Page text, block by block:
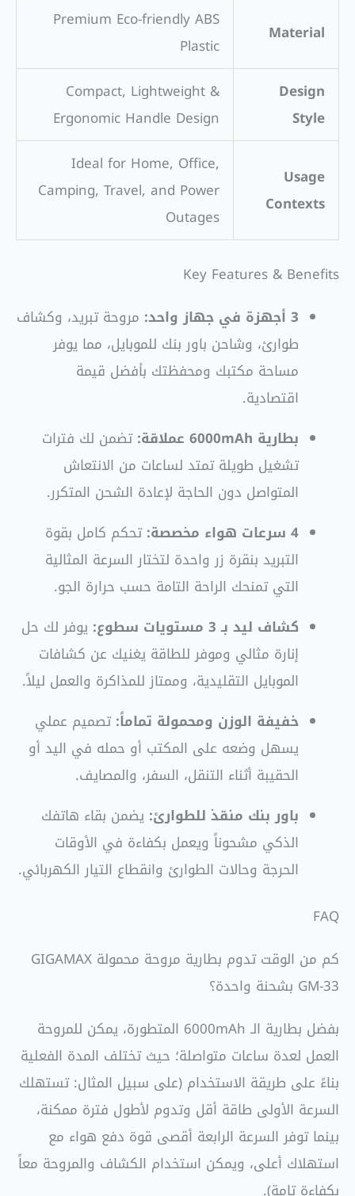
Material
Premium Eco-friendly ABS
Plastic
Design
Style
Compact, Lightweight &
Ergonomic Handle Design
Usage
Contexts
Ideal for Home, Office,
Camping, Travel, and Power
Outages
Key Features & Benefits
3 أجهزة في جهاز واحد:
مروحة تبريد، وكشاف
طوارئ، وشاحن باور بنك للموبايل، مما يوفر
مساحة مكتبك ومحفظتك بأفضل قيمة
اقتصادية.
بطارية 6000mAh عملاقة:
تضمن لك فترات
تشغيل طويلة تمتد لساعات من الانتعاش
المتواصل دون الحاجة لإعادة الشحن المتكرر.
4 سرعات هواء مخصصة:
تحكم كامل بقوة
التبريد بنقرة زر واحدة لتختار السرعة المثالية
التي تمنحك الراحة التامة حسب حرارة الجو.
كشاف ليد بـ 3 مستويات سطوع:
يوفر لك حل
إنارة مثالي وموفر للطاقة يغنيك عن كشافات
الموبايل التقليدية، وممتاز للمذاكرة والعمل ليلاً.
خفيفة الوزن ومحمولة تماماً:تصميم عملي
يسهل وضعه على المكتب أو حمله في اليد أو
الحقيبة أثناء التنقل، السفر، والمصايف.
باور بنك منقذ للطوارئ: يضمن بقاء هاتفك
الذكي مشحوناً ويعمل بكفاءة في الأوقات
الحرجة وحالات الطوارئ وانقطاع التيار الكهربائي.
FAQ
كم من الوقت تدوم بطارية مروحة محمولة GIGAMAX
GM-33 بشحنة واحدة؟
بفضل بطارية الـ 6000mAh المتطورة، يمكن للمروحة
العمل لعدة ساعات متواصلة؛ حيث تختلف المدة الفعلية
بناءً على طريقة الاستخدام (على سبيل المثال: تستهلك
السرعة الأولى طاقة أقل وتدوم لأطول فترة ممكنة،
بينما توفر السرعة الرابعة أقصى قوة دفع هواء مع
استهلاك أعلى، ويمكن استخدام الكشاف والمروحة معاً
بكفاءة تامة).